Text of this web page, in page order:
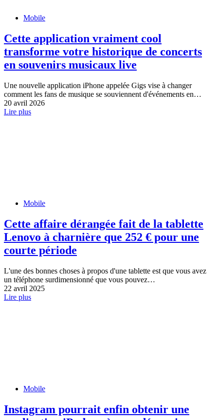
Mobile
Cette application vraiment cool
transforme votre historique de concerts
en souvenirs musicaux live
Une nouvelle application iPhone appelée Gigs vise à changer
comment les fans de musique se souviennent d'événements en…
20 avril 2026
Lire plus
Mobile
Cette affaire dérangée fait de la tablette
Lenovo à charnière que 252 € pour une
courte période
L'une des bonnes choses à propos d'une tablette est que vous avez
un téléphone surdimensionné que vous pouvez…
22 avril 2025
Lire plus
Mobile
Instagram pourrait enfin obtenir une